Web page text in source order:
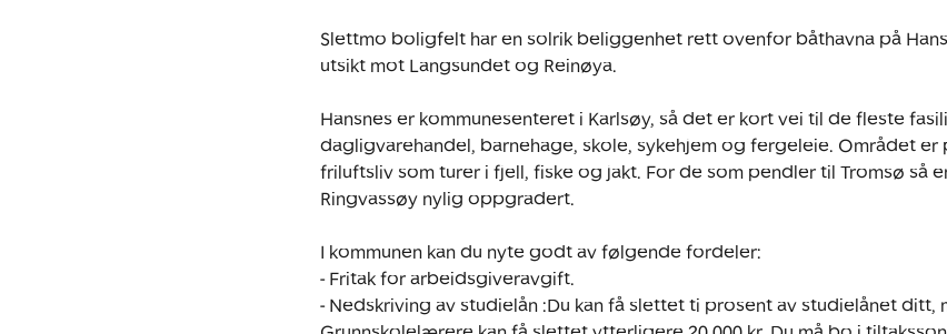
Slettmo boligfelt har en solrik beliggenhet rett ovenfor båthavna på
utsikt mot Langsundet og Reinøya.
Hansnes er kommunesenteret i Karlsøy, så det er kort vei til de fleste
dagligvarehandel, barnehage, skole, sykehjem og fergeleie. Området
friluftsliv som turer i fjell, fiske og jakt. For de som pendler til Tromsø så
Ringvassøy nylig oppgradert.
I kommunen kan du nyte godt av følgende fordeler:
- Fritak for arbeidsgiveravgift.
- Nedskriving av studielån :Du kan få slettet ti prosent av studielånet ditt,